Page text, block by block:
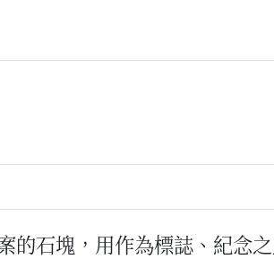
的石塊，用作為標誌、紀念之